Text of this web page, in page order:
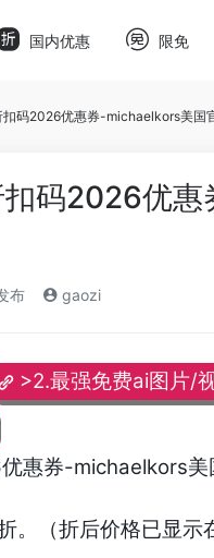
国内优惠 限免
码2026优惠券-michaelkors美国
码2026优
布 gaozi
>2.最强免费ai图片/
惠券-michaelkors
（折后价格已显示